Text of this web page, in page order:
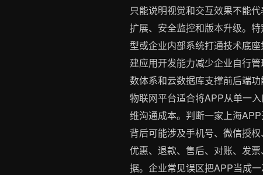
只能说明视觉和交互效果不能
扩展、安全监控和版本升级。
型或企业内部系统打通技术底
建应用开发能力减少企业自行
数体系和云数据库支撑前后端
物联网平台适合将APP从单一
维沟通成本。判断一家上海
背后可能涉及手机号、微信授
优惠、退款、售后、对账、发
据。企业常见误区把APP当成